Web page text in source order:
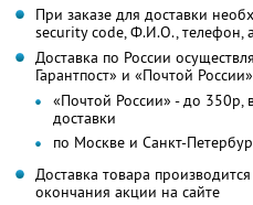
При заказе для доставки
security code, Ф.И.О., телефон,
Доставка по России
Гарантпост» и «Почтой
«Почтой России» - до 350р,
доставки
по Москве и Санкт-
Доставка товара
окончания акции на сайте